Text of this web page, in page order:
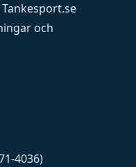
Tankesport.se
och
4036)